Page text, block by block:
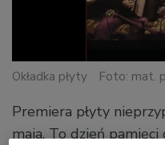
Okładka płyty Foto: mat.
Premiera płyty
maja. To dzień